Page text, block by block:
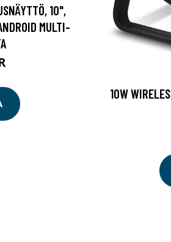
10",
MULTI-
10W